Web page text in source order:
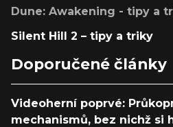
Dune: Awakening - tipy a
Silent Hill 2 – tipy a triky
Doporučené články
Videoherní poprvé:
mechanismů, bez nichž si